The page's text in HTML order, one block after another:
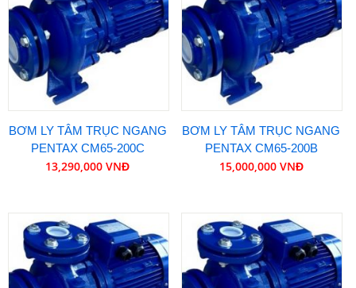
BƠM LY TÂM TRỤC NGANG
PENTAX CM65-200C
13,290,000 VNĐ
BƠM LY TÂM TRỤC NGANG
PENTAX CM65-200B
15,000,000 VNĐ